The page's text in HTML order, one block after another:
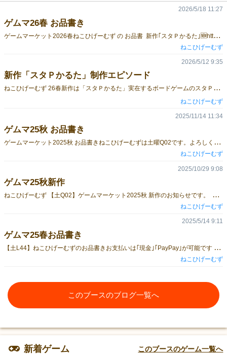
ゲムマ26春 お品書き
ゲ
ームマーケット2026春ねこひげーむず の お品書 新作｢スタＰかるた｣🆕https://gamemarket.jp/game/187712 昭和レトロゲームシリーズグワッシャ！第四惑星語カードゲームhttps://gamemarket.jp/game/186161 60階建ての塔theカルタhttps://gamemarket.jp/game/186584 可愛いねこのメモリーゲームねこのみるユメhttps://gamemarket.jp/game/182884 土曜T08でお待ちしております！
2026/5/18 11:27
ねこひげーむず
新作「スタＰかるた」制作エピソード
ね
こひげーむず 26春新作は「スタＰかるた」実在するボードゲームのスタＰの決め方を取り札にした かるたです。 作品情報ページhttps://gamemarket.jp/game/187712 32のボドゲが登場するのですが｢どうやって選んだのか」について書こうと思います。 ・ヒントが作りやすいかスタＰかるたの読み札は、普通のかるたと違い読む項目が3つに分かれています。 最初のヒントからスタＰの決め方が推測出来ると、単純な記憶力（ボドゲ経験値）バトルにはならないので、ヒントの文章が作りやすいボドゲは採用率高め。 ・知名度はあるかスタＰの決め方が面白くてもタイトルを聞いて「何それ？知らない」となるとマニアックすぎてしまいます。調査の際には、某ボドゲ情報サイトの売上げTOP50を参考にさせていただきました。ある程度ボードゲーム歴がある方なら、｢遊んだことはなくても聞いた事はあるタイトル」になったと思います。⚠️知識には個人差があるのであくまで目安です⚠️ ・気になったら実際に遊べるか遊んだことのないボドゲ、聞いたこともないボドゲが出てきた時に｢このボドゲちょっと面白そう？｣と思ってもらえるかもしれません。なので、入手しやすいもの、ボドゲカフェに置いてある確率の高いものを優先しました。 つまり有名でスタＰの決め方も面白いけど、入手困難でプレ値になっているボドゲは、残念ながらボツ！ ジャンケン・最年少・最年長・そもそもスタＰが存在しない（同時手番）を除くと、グッと数は減るので最終的に100以上のボドゲを調べることに。 で、実際に遊べる32タイトルは何なの？それは…入手してお確かめください！説明書の最後にリスト化して載せておりますので。
2026/5/12 9:35
ねこひげーむず
ゲムマ25秋 お品書き
ゲ
ームマーケット2025秋 お品書きねこひげーむずは土曜Q02です。よろしくお願いします。新作 昭和レトロゲームシリーズ第一弾 グワッシャ！第四惑星語カードゲームhttps://gamemarket.jp/game/186161第二弾 60階建ての塔theカルタhttps://gamemarket.jp/game/186584 ねこのみるユメhttps://gamemarket.jp/game/182884 【予約受付中】2025年11月20日23:59までhttps://forms.gle/snwghAtuyPANccqF9
2025/11/14 11:34
ねこひげーむず
ゲムマ25秋新作
ね
こひげーむず 【土Q02】ゲームマーケット2025秋 新作のお知らせです。 今回から新しく『昭和レトロゲームシリーズ』が始動しました！ゲームデザイナーが、昭和ゲーセンゲームが好きなので趣味全開のシリーズです。 ☆シリーズ第一弾☆グワッシャ！第四惑星語カードゲーム↓ゲーム紹介ページ↓https://gamemarket.jp/game/186161 ☆シリーズ第二弾☆60階建ての塔theカルタ↓ゲーム紹介ページ↓https://gamemarket.jp/game/186584頒布価格は、ひとつ1,000円。大きめの名刺ケースにカードが100枚以上入っています。 予約受付中 2025年11月20日23:59までhttps://forms.gle/snwghAtuyPANccqF9
2025/10/29 9:08
ねこひげーむず
ゲムマ25春お品書き
【
土L44】ねこひげーむずのお品書きお支払いは｢現金｣｢PayPay｣が可能です 無料配布もあります！ゲスラブキャラコレ2025春 参加のカード ゲームマーケットの会場でお会い出来ると嬉しいです！
2025/5/14 9:11
ねこひげーむず
このブースのブログ一覧へ
新着ゲーム このブースのゲーム一覧へ